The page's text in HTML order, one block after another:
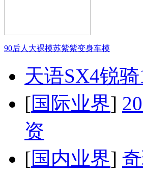
90后人大裸模苏紫紫变身车模
天语SX4锐
[国际业界]
资
[国内业界]